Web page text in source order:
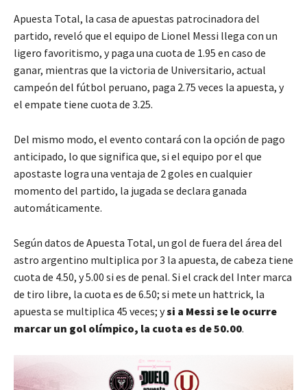
Apuesta Total, la casa de apuestas patrocinadora del
partido, reveló que el equipo de Lionel Messi llega con un
ligero favoritismo, y paga una cuota de 1.95 en caso de
ganar, mientras que la victoria de Universitario, actual
campeón del fútbol peruano, paga 2.75 veces la apuesta, y
el empate tiene cuota de 3.25.
Del mismo modo, el evento contará con la opción de pago
anticipado, lo que significa que, si el equipo por el que
apostaste logra una ventaja de 2 goles en cualquier
momento del partido, la jugada se declara ganada
automáticamente.
Según datos de Apuesta Total, un gol de fuera del área del
astro argentino multiplica por 3 la apuesta, de cabeza tiene
cuota de 4.50, y 5.00 si es de penal. Si el crack del Inter marca
de tiro libre, la cuota es de 6.50; si mete un hattrick, la
apuesta se multiplica 45 veces; ysi a Messi se le ocurre
marcar un gol olímpico, la cuota es de 50.00.